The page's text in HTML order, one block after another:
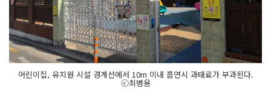
어린이집, 유치원 시설 경계선에서 10m 이내 흡연시 과태료가 부과된다.
ⓒ최병용